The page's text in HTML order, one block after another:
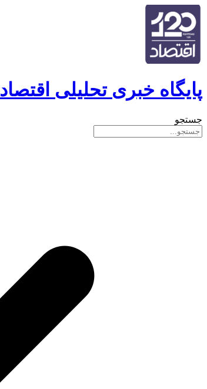
پایگاه خبری تحلیلی اقتصاد ۱۲۰
جستجو